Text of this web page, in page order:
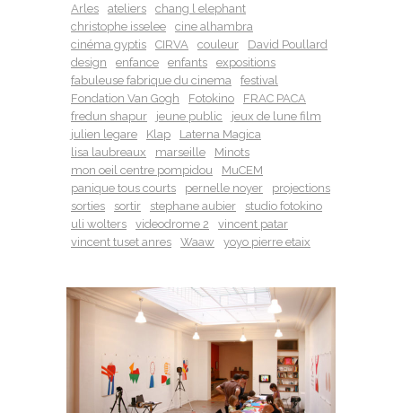
Arles ateliers
chang l elephant
christophe isselee
cine alhambra
cinéma gyptis
CIRVA couleur
David Poullard
design
enfance enfants
expositions
fabuleuse fabrique du cinema
festival
Fondation Van Gogh
Fotokino
FRAC PACA
fredun shapur
jeune public
jeux de lune film
julien legare
Klap
Laterna Magica
lisa laubreaux
marseille
Minots
mon oeil centre pompidou
MuCEM
panique tous courts
pernelle noyer
projections
sorties
sortir stephane aubier
studio fotokino
uli wolters
videodrome 2
vincent patar
vincent tuset anres
Waaw yoyo pierre etaix